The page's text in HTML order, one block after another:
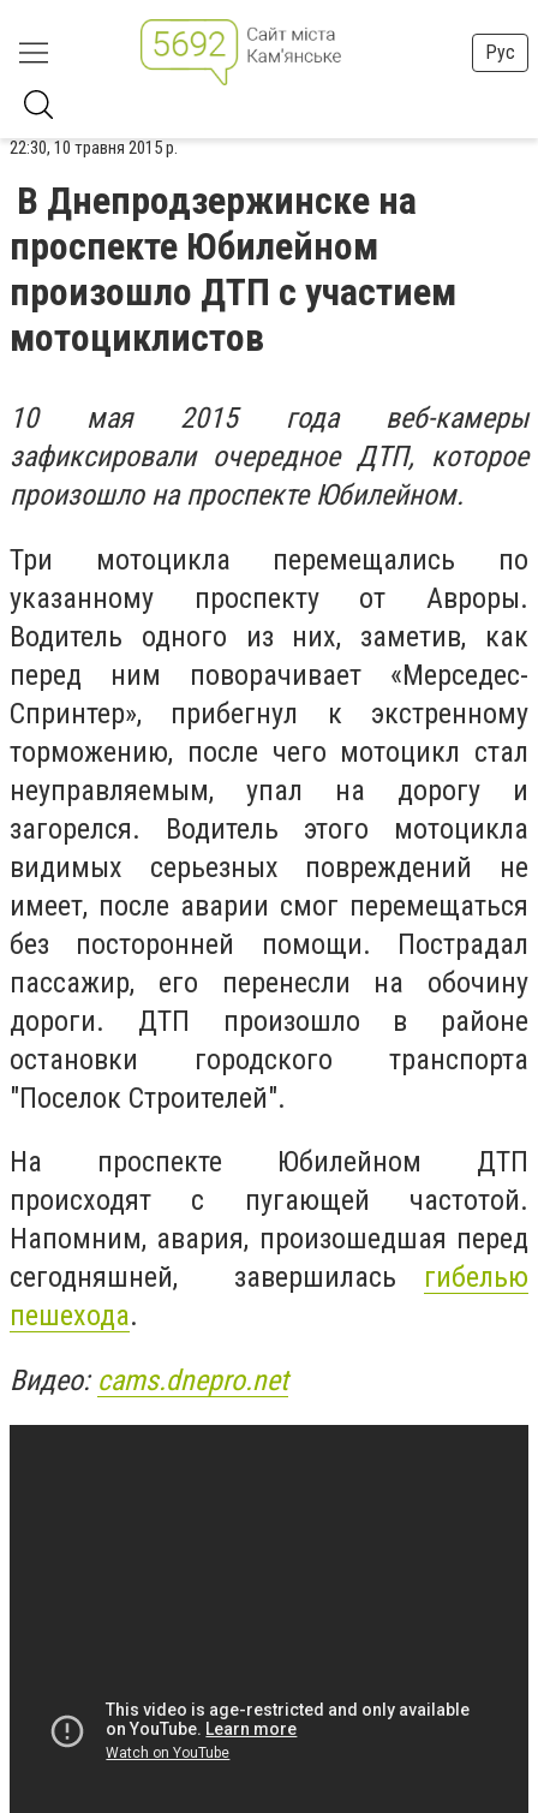
Рус
22:30, 10 травня 2015 р.
В Днепродзержинске на
проспекте Юбилейном
произошло ДТП с участием
мотоциклистов
10 мая 2015 года веб-камеры
зафиксировали очередное ДТП, которое
произошло на проспекте Юбилейном.
Три мотоцикла перемещались по
указанному проспекту от Авроры.
Водитель одного из них, заметив, как
перед ним поворачивает «Мерседес-
Спринтер», прибегнул к экстренному
торможению, после чего мотоцикл стал
неуправляемым, упал на дорогу и
загорелся. Водитель этого мотоцикла
видимых серьезных повреждений не
имеет, после аварии смог перемещаться
без посторонней помощи. Пострадал
пассажир, его перенесли на обочину
дороги. ДТП произошло в районе
остановки городского транспорта
"Поселок Строителей".
На проспекте Юбилейном ДТП
происходят с пугающей частотой.
Напомним, авария, произошедшая перед
сегодняшней, завершилась гибелью
пешехода.
Видео: cams.dnepro.net